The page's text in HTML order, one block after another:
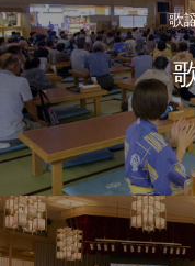
歌